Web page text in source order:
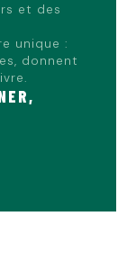
et des
unique :
donnent